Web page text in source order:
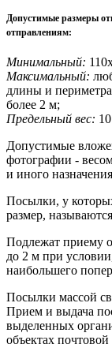
Допустимые размеры
отправлениям:
Минимальный:
Максимальный:
длины и
более 2 м;
Предельный вес:
Допустимые
фотографии -
и иного
Посылки, у
размер,
Подлежат приему
до 2 м при
наибольшего
Посылки массой
Прием и выдача
выделенных
объектах почтовой